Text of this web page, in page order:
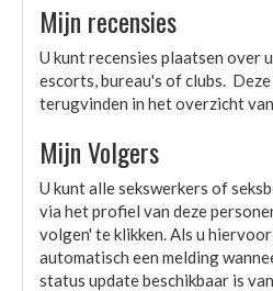
Mijn recensies
U kunt recensies plaatsen over
escorts, bureau's of clubs.
terugvinden in het overzicht
Mijn Volgers
U kunt alle sekswerkers of
via het profiel van deze
volgen' te klikken. Als u
automatisch een melding
status update beschikbaar is